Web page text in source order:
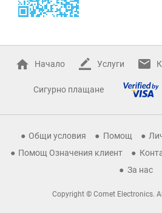
Начало Услуги
Сигурно плащане
Общи условия Помощ
Помощ Означения клиент
За нас
Copyright © Comet Electronics.